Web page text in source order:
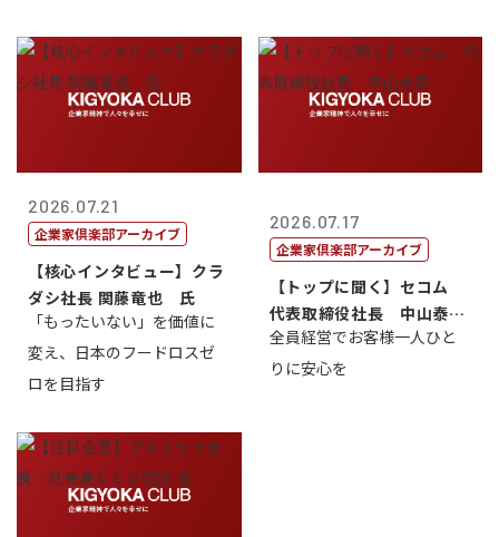
2026.07.21
企業家倶楽部アーカイブ
【核心インタビュー】クラ
ダシ社長 関藤竜也 氏
「もったいない」を価値に
変え、日本のフードロスゼ
ロを目指す
2026.07.17
企業家倶楽部アーカイブ
【トップに聞く】セコム
代表取締役社長 中山泰
男
全員経営でお客様一人ひと
りに安心を